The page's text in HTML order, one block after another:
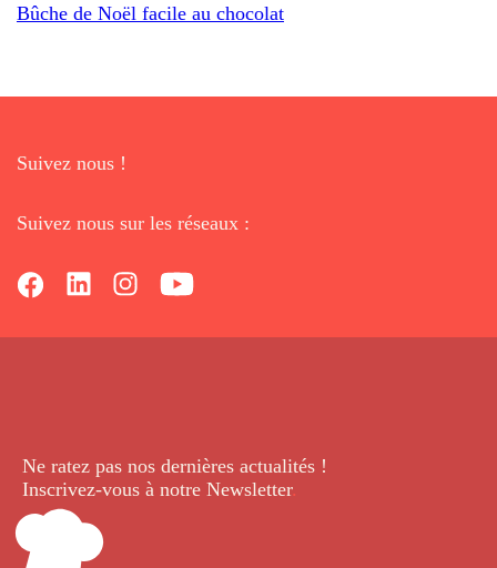
Bûche de Noël facile au chocolat
Suivez nous !
Suivez nous sur les réseaux :
Ne ratez pas nos dernières actualités !
Inscrivez-vous à notre Newsletter.